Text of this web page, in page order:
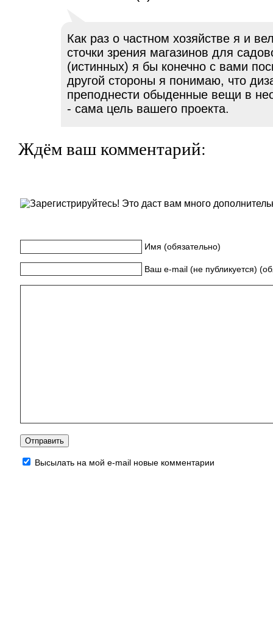
Как раз о частном хозяйстве я и
сточки зрения магазинов для
(истинных) я бы конечно с вами
другой стороны я понимаю, что
преподнести обыденные вещи в
- сама цель вашего проекта.
Ждём ваш комментарий:
Имя (обязательно)
Ваш e-mail (не публикуется)
Высылать на мой e-mail новые комментарии